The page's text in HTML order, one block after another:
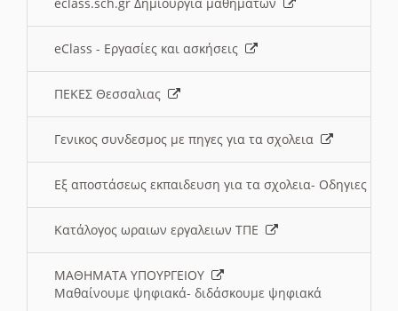
eClass - Εργασίες και ασκήσεις
ΠΕΚΕΣ Θεσσαλιας
Γενικος συνδεσμος με πηγες για τα σχολεια
Εξ αποστάσεως εκπαιδευση για τα σχολεια- Οδηγιες
Κατάλογος ωραιων εργαλειων ΤΠΕ
ΜΑΘΗΜΑΤΑ ΥΠΟΥΡΓΕΙΟΥ
Μαθαίνουμε ψηφιακά- διδάσκουμε ψηφιακά